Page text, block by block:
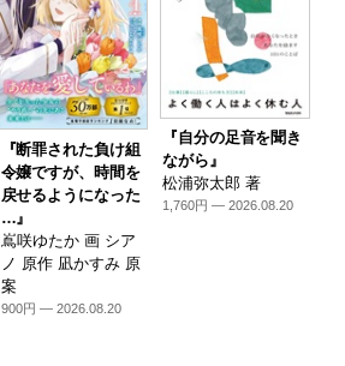
『断罪された負け組
令嬢ですが、時間を
戻せるようになった
…』
嶌咲ゆたか 画 シア
ノ 原作 凪かすみ 原
案
900円 — 2026.08.20
『自分の足音を聞き
ながら』
松浦弥太郎 著
1,760円 — 2026.08.20